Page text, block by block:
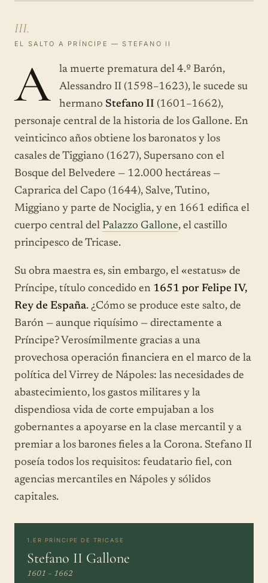
III.
EL SALTO A PRÍNCIPE — STEFANO II
A
la muerte prematura del 4.º Barón,
Alessandro II (1598–1623), le sucede su
hermano Stefano II (1601–1662),
personaje central de la historia de los Gallone. En
veinticinco años obtiene los baronatos y los
casales de Tiggiano (1627), Supersano con el
Bosque del Belvedere — 12.000 hectáreas —
Caprarica del Capo (1644), Salve, Tutino,
Miggiano y parte de Nociglia, y en 1661 edifica el
cuerpo central del Palazzo Gallone, el castillo
principesco de Tricase.
Su obra maestra es, sin embargo, el «estatus» de
Príncipe, título concedido en 1651 por Felipe IV,
Rey de España. ¿Cómo se produce este salto, de
Barón — aunque riquísimo — directamente a
Príncipe? Verosímilmente gracias a una
provechosa operación financiera en el marco de la
política del Virrey de Nápoles: las necesidades de
abastecimiento, los gastos militares y la
dispendiosa vida de corte empujaban a los
gobernantes a apoyarse en la clase mercantil y a
premiar a los barones fieles a la Corona. Stefano II
poseía todos los requisitos: feudatario fiel, con
agencias mercantiles en Nápoles y sólidos
capitales.
1.ER PRÍNCIPE DE TRICASE
Stefano II Gallone
1601 – 1662